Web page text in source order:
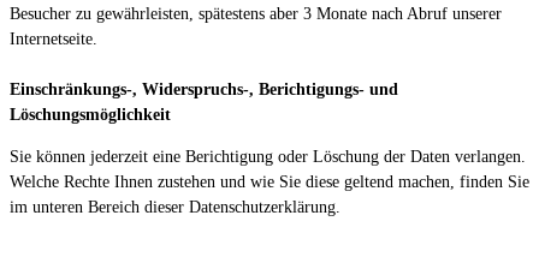
Besucher zu gewährleisten, spätestens aber 3 Monate nach Abruf unserer
Internetseite.
Einschränkungs-, Widerspruchs-, Berichtigungs- und
Löschungsmöglichkeit
Sie können jederzeit eine Berichtigung oder Löschung der Daten verlangen.
Welche Rechte Ihnen zustehen und wie Sie diese geltend machen, finden Sie
im unteren Bereich dieser Datenschutzerklärung.